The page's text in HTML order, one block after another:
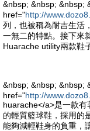
&nbsp; &nbsp; &nbsp;
href="http://
列，也被稱為耐吉生活
一無二的特點。接下來
Huarache utility兩款鞋
&nbsp; &nbsp; &nbsp;
href="http://
huarache</a>是一款
的輕質籃球鞋，採用的
能夠減輕鞋身的負重，